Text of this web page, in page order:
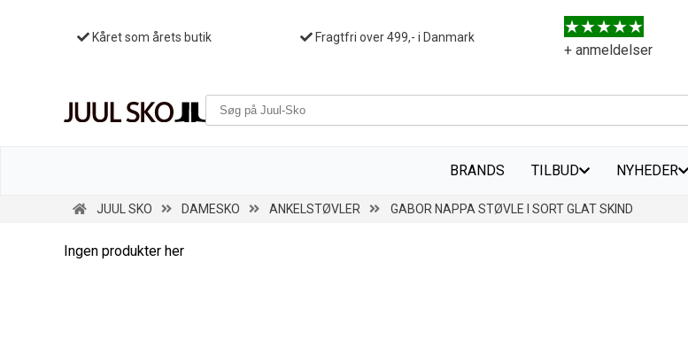
Ingen produkter her
BRANDS TILBUD NYHEDER
Kåret som årets butik Fragtfri over 499,- i Danmark
+ anmeldelser
JUUL SKO DAMESKO ANKELSTØVLER GABOR NAPPA STØVLE I SORT GLAT SKIND